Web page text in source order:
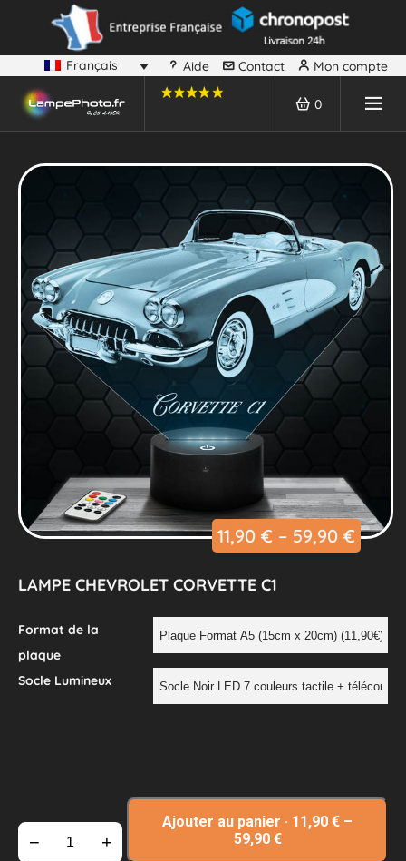
Français Aide Contact Mon compte
0
11,90 € – 59,90 €
LAMPE CHEVROLET CORVETTE C1
Format de la
plaque
Socle Lumineux
− +
Ajouter au panier · 11,90 € –
59,90 €